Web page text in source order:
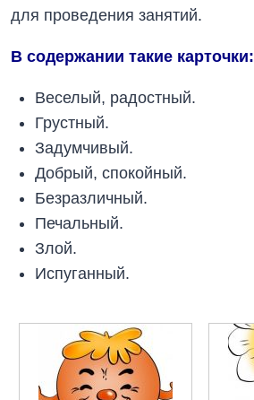
для проведения занятий.
В содержании такие карточки:
Веселый, радостный.
Грустный.
Задумчивый.
Добрый, спокойный.
Безразличный.
Печальный.
Злой.
Испуганный.